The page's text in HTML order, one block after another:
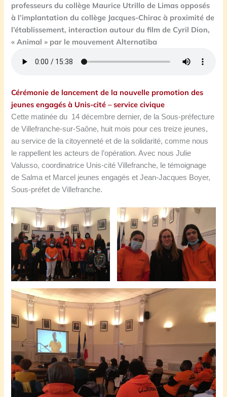
professeurs du collège Maurice Utrillo de Limas opposés
à l’implantation du collège Jacques-Chirac à proximité de
l’établissement, interaction autour du film de Cyril Dion,
« Animal » par le mouvement Alternatiba
Cérémonie de lancement de la nouvelle promotion des
jeunes engagés à Unis-cité – service civique
Cette matinée du 14 décembre dernier, de la Sous-préfecture
de Villefranche-sur-Saône, huit mois pour ces treize jeunes,
au service de la citoyenneté et de la solidarité, comme nous
le rappellent les acteurs de l’opération.Avec nous Julie
Valusso, coordinatrice Unis-cité Villefranche, le témoignage
de Salma et Marcel jeunes engagés et Jean-Jacques Boyer,
Sous-préfet de Villefranche.